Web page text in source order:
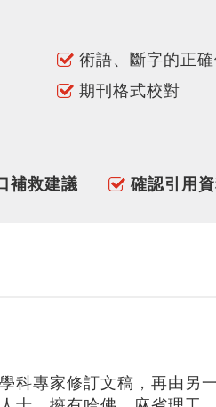
術語、斷字的正確
期刊格式校對
補救建議 確認引用
科專家修訂文稿，再由另